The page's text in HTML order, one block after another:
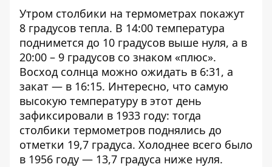
Утром столбики на термометрах покажут
8 градусов тепла. В 14:00 температура
поднимется до 10 градусов выше нуля, а в
20:00 – 9 градусов со знаком «плюс».
Восход солнца можно ожидать в 6:31, а
закат — в 16:15. Интересно, что самую
высокую температуру в этот день
зафиксировали в 1933 году: тогда
столбики термометров поднялись до
отметки 19,7 градуса. Холоднее всего было
в 1956 году — 13,7 градуса ниже нуля.